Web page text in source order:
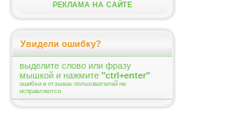
РЕКЛАМА НА САЙТЕ
Увидели ошибку?
выделите слово или фразу
мышкой и нажмите "ctrl+enter"
ошибки в отзывах пользователей не
исправляются